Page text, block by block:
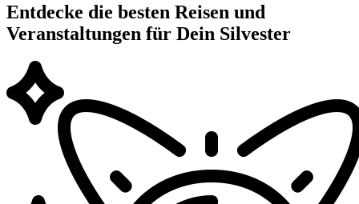
Entdecke die besten Reisen und
Veranstaltungen für Dein Silvester